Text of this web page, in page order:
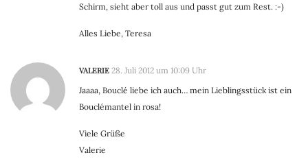
Schirm, sieht aber toll aus und passt gut zum Rest. :-)
Alles Liebe, Teresa
VALERIE 28. Juli 2012 um 10:09 Uhr
Jaaaa, Bouclé liebe ich auch… mein Lieblingsstück ist ein
Bouclémantel in rosa!
Viele Grüße
Valerie